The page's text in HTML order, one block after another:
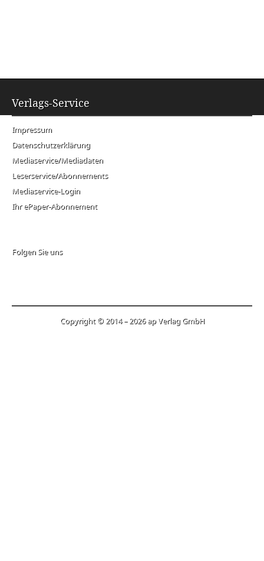
Verlags-Service
Impressum
Datenschutzerklärung
Mediaservice/Mediadaten
Leserservice/Abonnements
Mediaservice-Login
Ihr ePaper-Abonnement
Folgen Sie uns
Copyright © 2014 – 2026 ap Verlag GmbH